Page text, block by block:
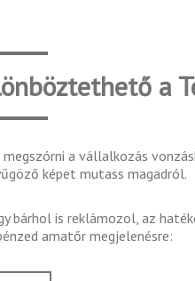
a
a vállalkozás
képet mutass magadról.
bárhol is reklámozol, az
amatőr megjelenésre: